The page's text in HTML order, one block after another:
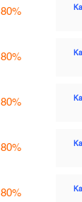
80%
80%
80%
80%
80%